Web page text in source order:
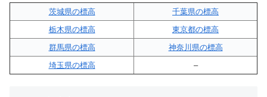
茨城県の標高
千葉県の標高
栃木県の標高
東京都の標高
群馬県の標高
神奈川県の標高
埼玉県の標高
–